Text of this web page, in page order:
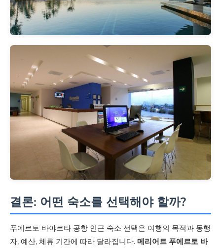
실외 수영장
골프, 테니스, 승마, 스노클링, 피
트니스 등
피트니스 센터
스파/휴식
스파, 사우나, 스팀룸, 마사지
주차
무료
결론: 어떤 숙소를 선택해야 할까?
푸에르토 바야르타 공항 인근 숙소 선택은 여행의 목적과 동행
자, 예산, 체류 기간에 따라 달라집니다. 메리어트 푸에르토 바